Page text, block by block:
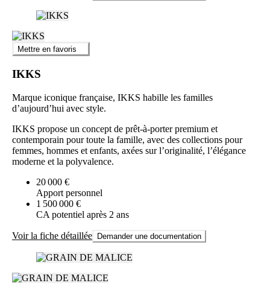
Mettre en favoris
IKKS
Marque iconique française, IKKS habille les familles
d’aujourd’hui avec style.
IKKS propose un concept de prêt-à-porter premium et
contemporain pour toute la famille, avec des collections pour
femmes, hommes et enfants, axées sur l’originalité, l’élégance
moderne et la polyvalence.
20 000 €
Apport personnel
1 500 000 €
CA potentiel après 2 ans
Voir la fiche détaillée Demander une documentation